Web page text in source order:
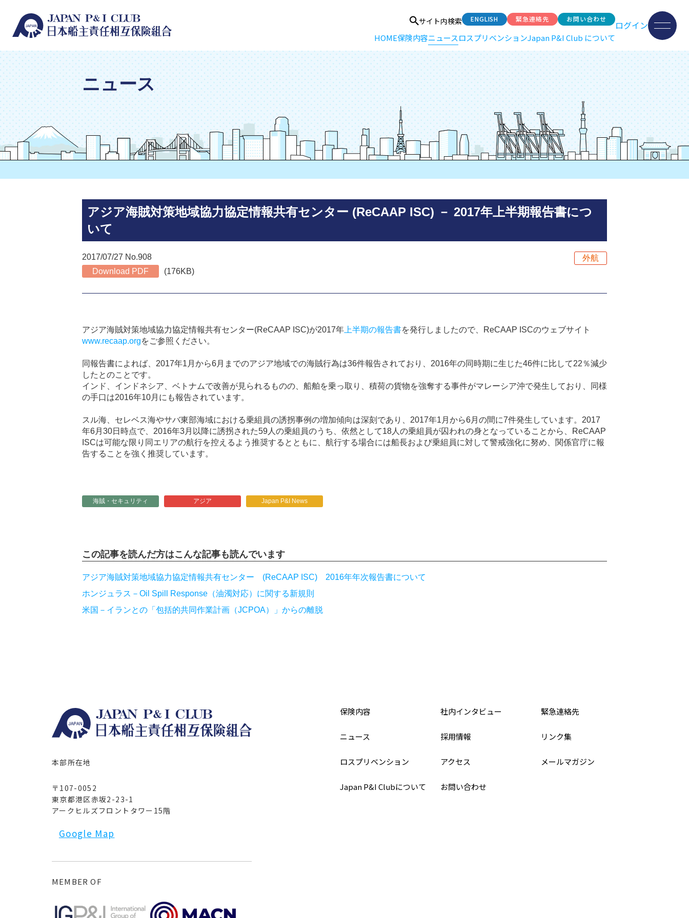
サイト内検索 ENGLISH 緊急連絡先 お問い合わせ
HOME保険内容ニュースロスプリベンションJapan P&I Club について
ログイン
ニュース
アジア海賊対策地域協力協定情報共有センター (ReCAAP ISC) － 2017年上半期報告書につ
いて
2017/07/27 No.908
外航
Download PDF
(176KB)
アジア海賊対策地域協力協定情報共有センター(ReCAAP ISC)が2017年 上半期の報告書を発行しましたので、 ReCAAP ISCのウェブサイト
www.recaap.orgをご参照ください。
同報告書によれば、 2017年1 月から6月までのアジア地域での海賊行為は36件報告されており、 2016年の同時期に生じた46件に比して22 ％減少
したとのことです。
インド、インドネシア、ベトナムで改善が見られるものの、船舶を乗っ取り、積荷の貨物を強奪する事件がマレーシア沖で発生しており、同様
の手口は2016年10月にも報告されています。
スル海、セレベス海やサバ東部海域における乗組員の誘拐事例の増加傾向は深刻であり、 2017年1 月から6月の間に7件発生しています。 2017
年6月 30日時点で、 2016年3月以降に誘拐された59 人の乗組員のうち、依然として18 人の乗組員が囚われの身となっていることから、
ReCAAP
ISCは可能な限り同エリアの航行を控えるよう推奨するとともに、航行する場合には船長および乗組員に対して警戒強化に努め、関係官庁に報
告することを強く推奨しています。
海賊・セキュリティ アジア Japan P&I News
この記事を読んだ方はこんな記事も読んでいます
アジア海賊対策地域協力協定情報共有センター (ReCAAP ISC) 2016年年次報告書について
ホンジュラス－Oil Spill Response（油濁対応）に関する新規則
米国－イランとの「包括的共同作業計画（JCPOA）」からの離脱
本部所在地
〒107-0052
東京都港区赤坂2-23-1
アークヒルズフロントタワー15階
Google Map
保険内容 社内インタビュー 緊急連絡先
ニュース 採用情報 リンク集
ロスプリベンション アクセス メールマガジン
Japan P&I Clubについて お問い合わせ
MEMBER OF